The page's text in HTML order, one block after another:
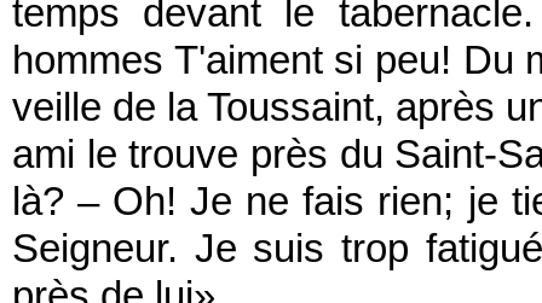
temps devant le
hommes T'aiment si peu! Du
veille de la Toussaint, après
ami le trouve près du Saint-
là? – Oh! Je ne fais rien; je
Seigneur. Je suis trop